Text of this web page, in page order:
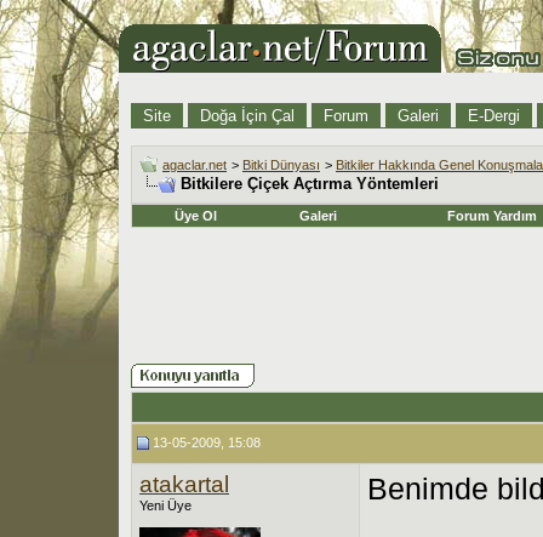
Site Doğa İçin Çal Forum Galeri E-Dergi
agaclar.net > Bitki Dünyası > Bitkiler Hakkında Genel
Bitkilere Çiçek Açtırma Yöntemleri
Üye Ol Galeri Forum Yardım
13-05-2009, 15:08
atakartal
Yeni Üye Benimde